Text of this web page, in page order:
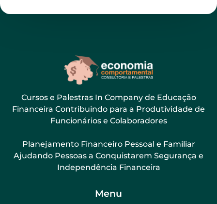
Cursos e Palestras In Company de Educação
Financeira Contribuindo para a Produtividade de
Funcionários e Colaboradores
Planejamento Financeiro Pessoal e Familiar
Ajudando Pessoas a Conquistarem Segurança e
Independência Financeira
Menu